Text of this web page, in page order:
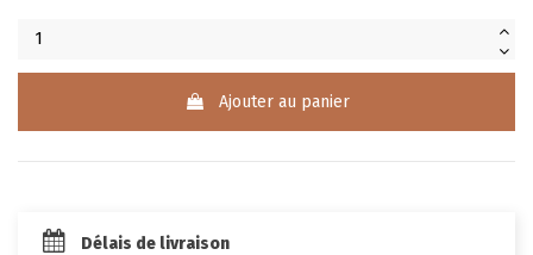
Ajouter au panier
Délais de livraison